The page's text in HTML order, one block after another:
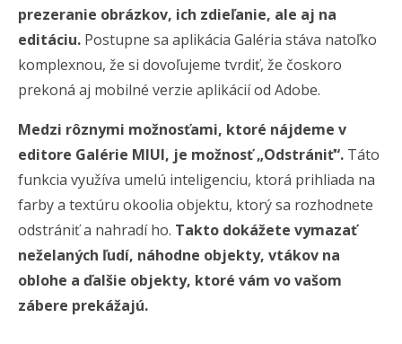
prezeranie obrázkov, ich zdieľanie, ale aj na
editáciu. Postupne sa aplikácia Galéria stáva natoľko
komplexnou, že si dovoľujeme tvrdiť, že čoskoro
prekoná aj mobilné verzie aplikácií od Adobe.
Medzi rôznymi možnosťami, ktoré nájdeme v
editore Galérie MIUI, je možnosť „Odstrániť“. Táto
funkcia využíva umelú inteligenciu, ktorá prihliada na
farby a textúru okoolia objektu, ktorý sa rozhodnete
odstrániť a nahradí ho. Takto dokážete vymazať
neželaných ľudí, náhodne objekty, vtákov na
oblohe a ďalšie objekty, ktoré vám vo vašom
zábere prekážajú.